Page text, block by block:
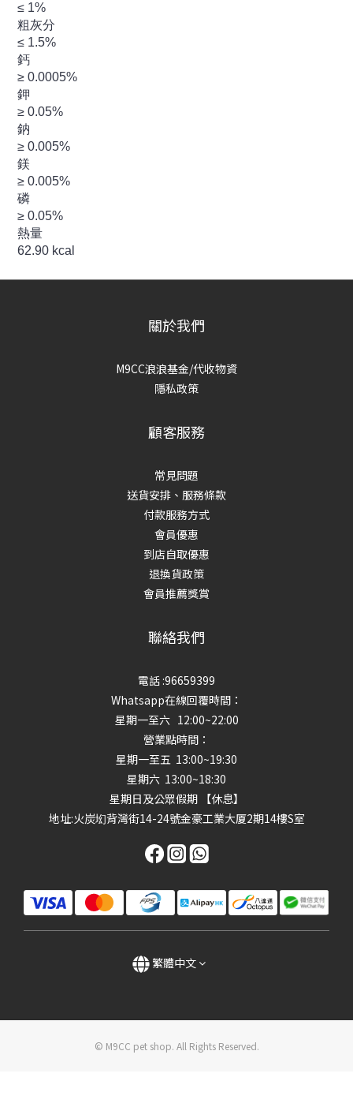
≤ 1%
粗灰分
≤ 1.5%
鈣
≥ 0.0005%
鉀
≥ 0.05%
鈉
≥ 0.005%
鎂
≥ 0.005%
磷
≥ 0.05%
熱量
62.90 kcal
關於我們
M9CC浪浪基金/代收物資
隱私政策
顧客服務
常見問題
送貨安排、服務條款
付款服務方式
會員優惠
到店自取優惠
退換貨政策
會員推薦獎賞
聯絡我們
電話 :96659399
Whatsapp在線回覆時間：
星期一至六 12:00~22:00
營業點時間：
星期一至五 13:00~19:30
星期六 13:00~18:30
星期日及公眾假期 【休息】
地址:火炭㘭背灣街14-24號金豪工業大厦2期14樓S室
繁體中文
© M9CC pet shop. All Rights Reserved.